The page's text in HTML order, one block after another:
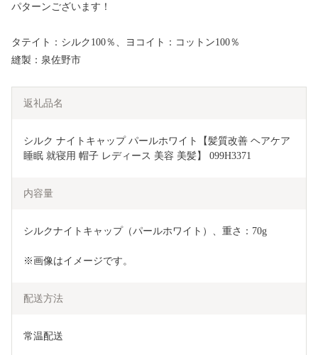
パターンございます！
タテイト：シルク100％、ヨコイト：コットン100％
縫製：泉佐野市
返礼品名
シルク ナイトキャップ パールホワイト【髪質改善 ヘアケア
睡眠 就寝用 帽子 レディース 美容 美髪】 099H3371
内容量
シルクナイトキャップ（パールホワイト）、重さ：70g
※画像はイメージです。
配送方法
常温配送